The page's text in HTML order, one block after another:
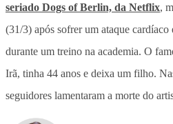
seriado Dogs of Berlin, da Netflix,
(31/3) após sofrer um ataque cardíaco
durante um treino na academia. O
Irã, tinha 44 anos e deixa um filho.
seguidores lamentaram a morte do